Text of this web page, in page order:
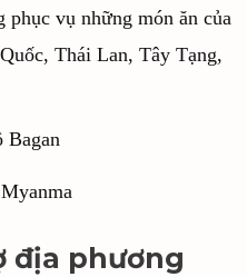
phục vụ những món ăn của
Thái Lan, Tây Tạng,
địa phương